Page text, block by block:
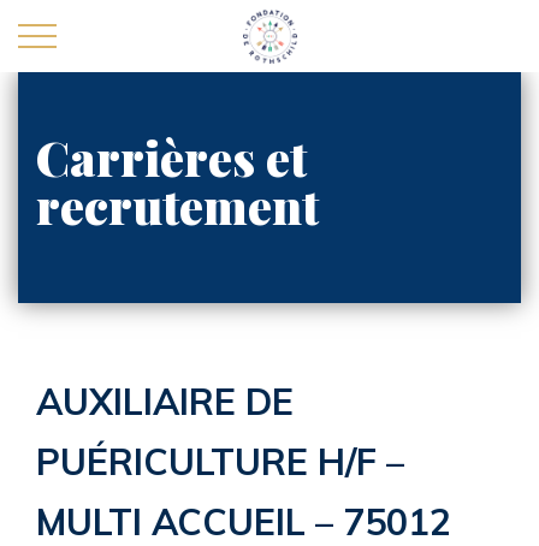
La Fondation
Handicap
Enfants
Carrières et
recrutement
AUXILIAIRE DE
PUÉRICULTURE H/F –
MULTI ACCUEIL – 75012